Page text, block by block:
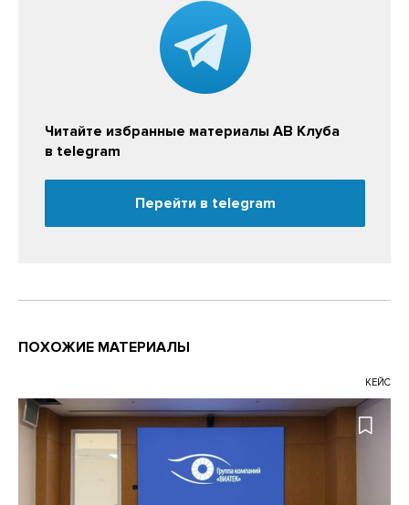
Читайте избранные материалы АВ Клуба
в telegram
Перейти в telegram
ПОХОЖИЕ МАТЕРИАЛЫ
КЕЙС